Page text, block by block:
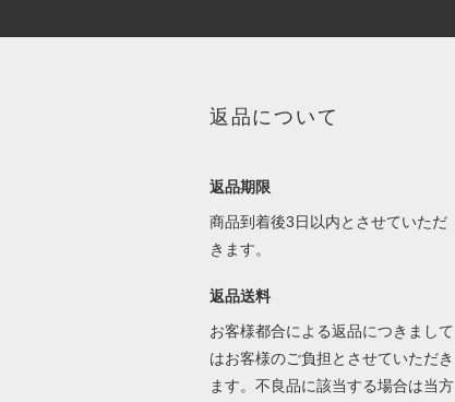
返品について
返品期限
商品到着後3日以内とさせていただ
きます。
返品送料
お客様都合による返品につきまして
はお客様のご負担とさせていただき
ます。不良品に該当する場合は当方